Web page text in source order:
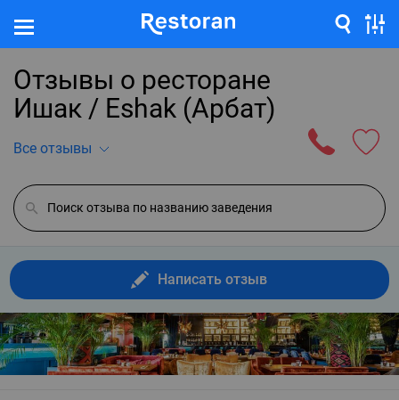
Отзывы о ресторане
Ишак / Eshak (Арбат)
Все отзывы
Написать отзыв